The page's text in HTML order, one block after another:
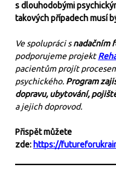
s dlouhodobými
takových případech musí
Ve spolupráci snadačním
podporujeme projekt
pacientům projít
psychického. Program
dopravu, ubytování,
a jejich doprovod.
Přispět můžete
zde: https://